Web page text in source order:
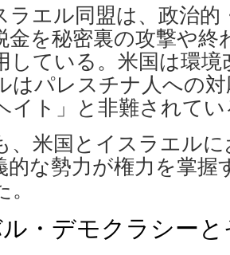
エル同盟は、政治的
金を秘密裏の攻撃や
している。米国は環
はパレスチナ人への
イト」と非難されて
米国とイスラエル
的な勢力が権力を掌
・デモクラシー